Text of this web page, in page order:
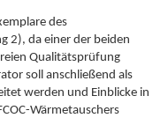
des
2), da einer der beiden
Qualitätsprüfung
soll anschließend als
werden und Einblicke in
Wärmetauschers